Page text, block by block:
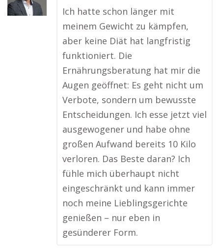
Ich hatte schon länger mit
meinem Gewicht zu kämpfen,
aber keine Diät hat langfristig
funktioniert. Die
Ernährungsberatung hat mir die
Augen geöffnet: Es geht nicht um
Verbote, sondern um bewusste
Entscheidungen. Ich esse jetzt viel
ausgewogener und habe ohne
großen Aufwand bereits 10 Kilo
verloren. Das Beste daran? Ich
fühle mich überhaupt nicht
eingeschränkt und kann immer
noch meine Lieblingsgerichte
genießen – nur eben in
gesünderer Form.